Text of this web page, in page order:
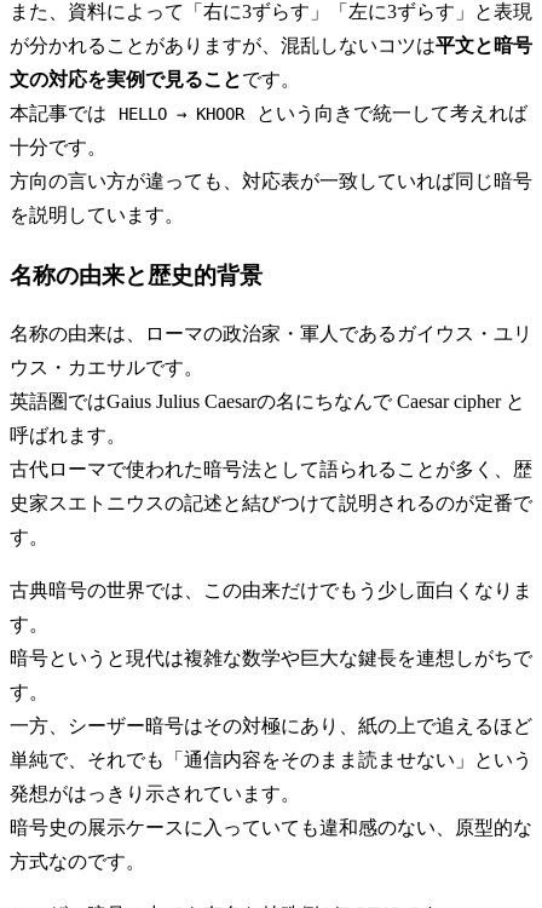
また、資料によって「右に3ずらす」「左に3ずらす」と表現
が分かれることがありますが、混乱しないコツは平文と暗号
文の対応を実例で見ることです。
本記事では
HELLO → KHOOR
という向きで統一して考えれば
十分です。
方向の言い方が違っても、対応表が一致していれば同じ暗号
を説明しています。
名称の由来と歴史的背景
名称の由来は、ローマの政治家・軍人であるガイウス・ユリ
ウス・カエサルです。
英語圏ではGaius Julius Caesarの名にちなんで Caesar cipher と
呼ばれます。
古代ローマで使われた暗号法として語られることが多く、歴
史家スエトニウスの記述と結びつけて説明されるのが定番で
す。
古典暗号の世界では、この由来だけでもう少し面白くなりま
す。
暗号というと現代は複雑な数学や巨大な鍵長を連想しがちで
す。
一方、シーザー暗号はその対極にあり、紙の上で追えるほど
単純で、それでも「通信内容をそのまま読ませない」という
発想がはっきり示されています。
暗号史の展示ケースに入っていても違和感のない、原型的な
方式なのです。